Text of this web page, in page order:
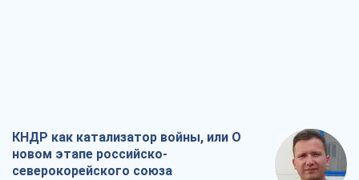
КНДР как катализатор войны, или О
новом этапе российско-
северокорейского союза